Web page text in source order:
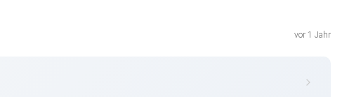
vor 1 Jahr